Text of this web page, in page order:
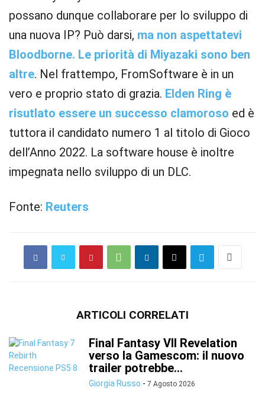
possano dunque collaborare per lo sviluppo di
una nuova IP? Può darsi, ma non aspettatevi
Bloodborne. Le priorità di Miyazaki sono ben
altre. Nel frattempo, FromSoftware è in un
vero e proprio stato di grazia. Elden Ring è
risutlato essere un successo clamoroso ed è
tuttora il candidato numero 1 al titolo di Gioco
dell’Anno 2022. La software house è inoltre
impegnata nello sviluppo di un DLC.
Fonte: Reuters
ARTICOLI CORRELATI
Final Fantasy VII Revelation
verso la Gamescom: il nuovo
trailer potrebbe...
Giorgia Russo - 7 Agosto 2026